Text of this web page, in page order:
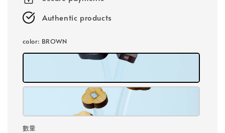
Authentic products
color: BROWN
數量